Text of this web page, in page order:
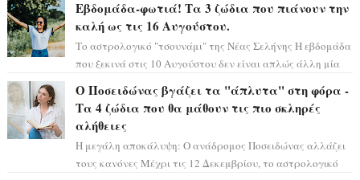
Εβδομάδα-φωτιά! Τα 3 ζώδια που πιάνουν την
καλή ως τις 16 Αυγούστου.
Το αστρολογικό "τσουνάμι" της Νέας Σελήνης Η εβδομάδα
που ξεκινά στις 10 Αυγούστου δεν είναι απλώς άλλη μία
Ο Ποσειδώνας βγάζει τα "άπλυτα" στη φόρα -
Τα 4 ζώδια που θα μάθουν τις πιο σκληρές
αλήθειες
Η μεγάλη αποκάλυψη: Ο ανάδρομος Ποσειδώνας αλλάζει
τους κανόνες Μέχρι τις 12 Δεκεμβρίου, το αστρολογικό